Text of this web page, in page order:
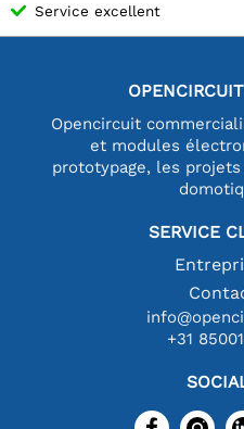
Service excellent
Opencircuit
et modules
prototypage, les
SERVICE
+31